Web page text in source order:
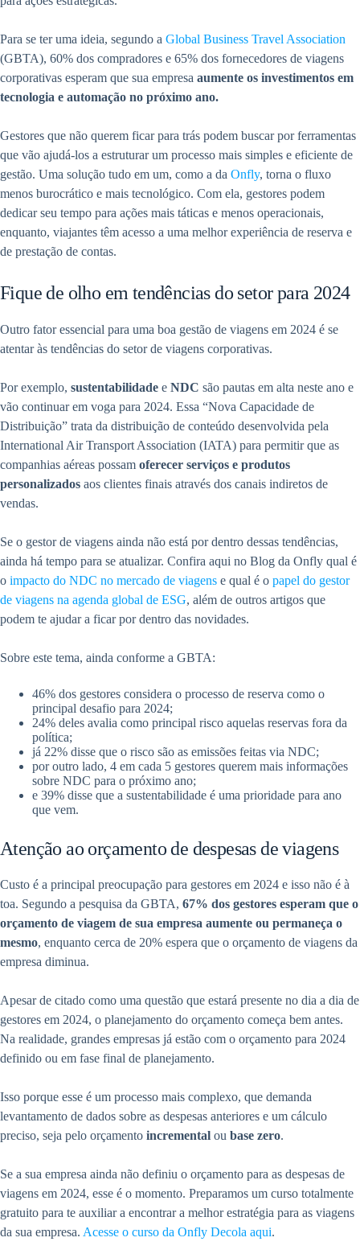
Para se ter uma ideia, segundo a Global Business Travel Association
(GBTA), 60% dos compradores e 65% dos fornecedores de viagens
corporativas esperam que sua empresa aumente os investimentos em
tecnologia e automação no próximo ano.
Gestores que não querem ficar para trás podem buscar por ferramentas
que vão ajudá-los a estruturar um processo mais simples e eficiente de
gestão. Uma solução tudo em um, como a da Onfly, torna o fluxo
menos burocrático e mais tecnológico. Com ela, gestores podem
dedicar seu tempo para ações mais táticas e menos operacionais,
enquanto, viajantes têm acesso a uma melhor experiência de reserva e
de prestação de contas.
Fique de olho em tendências do setor para 2024
Outro fator essencial para uma boa gestão de viagens em 2024 é se
atentar às tendências do setor de viagens corporativas.
Por exemplo, sustentabilidade e NDC são pautas em alta neste ano e
vão continuar em voga para 2024. Essa “Nova Capacidade de
Distribuição” trata da distribuição de conteúdo desenvolvida pela
International Air Transport Association (IATA) para permitir que as
companhias aéreas possam oferecer serviços e produtos
personalizados aos clientes finais através dos canais indiretos de
vendas.
Se o gestor de viagens ainda não está por dentro dessas tendências,
ainda há tempo para se atualizar. Confira aqui no Blog da Onfly qual é
o impacto do NDC no mercado de viagens e qual é o papel do gestor
de viagens na agenda global de ESG, além de outros artigos que
podem te ajudar a ficar por dentro das novidades.
Sobre este tema, ainda conforme a GBTA:
46% dos gestores considera o processo de reserva como o
principal desafio para 2024;
24% deles avalia como principal risco aquelas reservas fora da
política;
já 22% disse que o risco são as emissões feitas via NDC;
por outro lado, 4 em cada 5 gestores querem mais informações
sobre NDC para o próximo ano;
e 39% disse que a sustentabilidade é uma prioridade para ano
que vem.
Atenção ao orçamento de despesas de viagens
Custo é a principal preocupação para gestores em 2024 e isso não é à
toa. Segundo a pesquisa da GBTA, 67% dos gestores esperam que o
orçamento de viagem de sua empresa aumente ou permaneça o
mesmo, enquanto cerca de 20% espera que o orçamento de viagens da
empresa diminua.
Apesar de citado como uma questão que estará presente no dia a dia de
gestores em 2024, o planejamento do orçamento começa bem antes.
Na realidade, grandes empresas já estão com o orçamento para 2024
definido ou em fase final de planejamento.
Isso porque esse é um processo mais complexo, que demanda
levantamento de dados sobre as despesas anteriores e um cálculo
preciso, seja pelo orçamento incremental ou base zero.
Se a sua empresa ainda não definiu o orçamento para as despesas de
viagens em 2024, esse é o momento. Preparamos um curso totalmente
gratuito para te auxiliar a encontrar a melhor estratégia para as viagens
da sua empresa. Acesse o curso da Onfly Decola aqui.